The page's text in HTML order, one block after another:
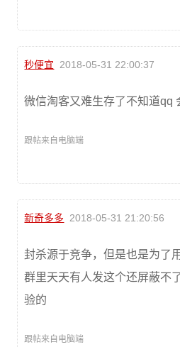
秒便宜 2018-05-31 22:00:37
微信淘客又难生存了不知道qq
跟帖来自电脑端
新奇多多 2018-05-31 21:20:56
封杀源于竞争，但是也是为了
群里天天有人发这个还屏蔽不
验的
跟帖来自电脑端